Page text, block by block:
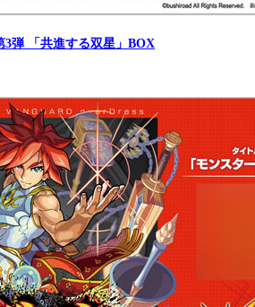
3弾 「共進する双星」BOX